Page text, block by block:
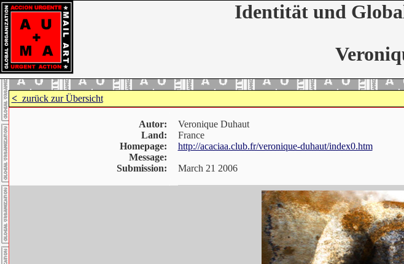
Identität und
<zurück zur Übersicht
Autor:
Land:
Homepage:
Message:
Veronique Duhaut
France
http://acaciaa.club.fr/veronique-duhaut/index0.htm
Submission: March 21 2006